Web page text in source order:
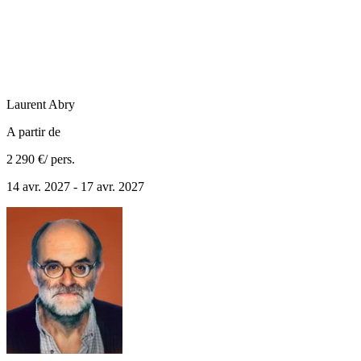
Laurent Abry
A partir de
2 290 €/ pers.
14 avr. 2027 - 17 avr. 2027